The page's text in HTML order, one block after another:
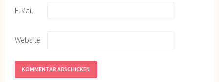
E-Mail
Website